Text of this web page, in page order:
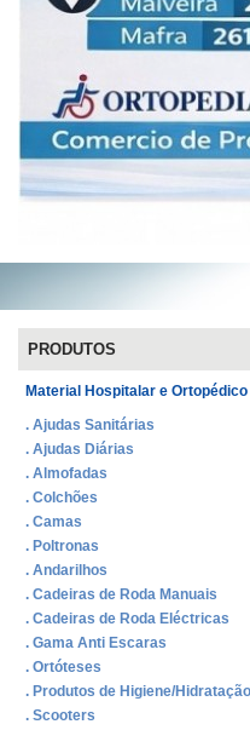
PRODUTOS
Material Hospitalar e Ortopédico
. Ajudas Sanitárias
. Ajudas Diárias
. Almofadas
. Colchões
. Camas
. Poltronas
. Andarilhos
. Cadeiras de Roda Manuais
. Cadeiras de Roda Eléctricas
. Gama Anti Escaras
. Ortóteses
. Produtos de Higiene/Hidratação
. Scooters